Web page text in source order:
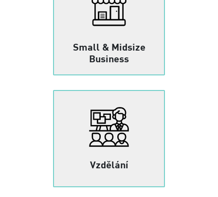
Small & Midsize
Business
Vzdělání